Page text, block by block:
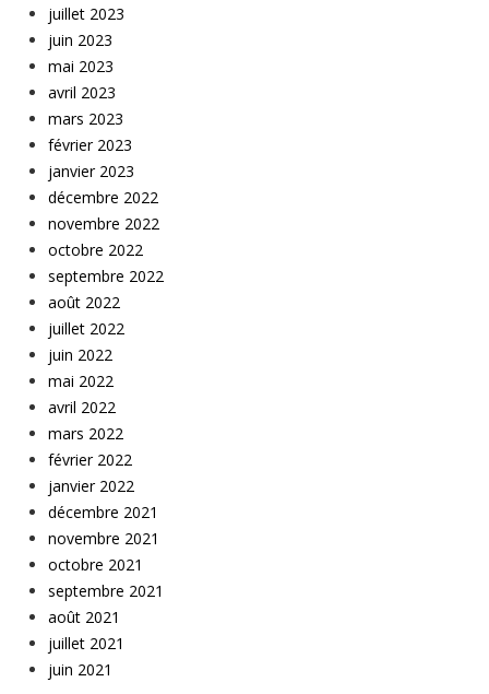
juillet 2023
juin 2023
mai 2023
avril 2023
mars 2023
février 2023
janvier 2023
décembre 2022
novembre 2022
octobre 2022
septembre 2022
août 2022
juillet 2022
juin 2022
mai 2022
avril 2022
mars 2022
février 2022
janvier 2022
décembre 2021
novembre 2021
octobre 2021
septembre 2021
août 2021
juillet 2021
juin 2021